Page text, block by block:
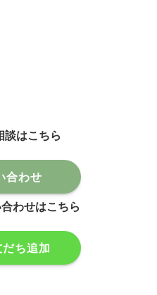
談はこちら
合わせ
わせはこちら
ち追加